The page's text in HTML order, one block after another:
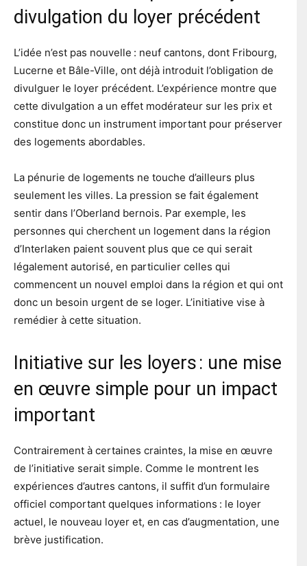
divulgation du loyer précédent
L’idée n’est pas nouvelle : neuf cantons, dont Fribourg,
Lucerne et Bâle-Ville, ont déjà introduit l’obligation de
divulguer le loyer précédent. L’expérience montre que
cette divulgation a un effet modérateur sur les prix et
constitue donc un instrument important pour préserver
des logements abordables.
La pénurie de logements ne touche d’ailleurs plus
seulement les villes. La pression se fait également
sentir dans l’Oberland bernois. Par exemple, les
personnes qui cherchent un logement dans la région
d’Interlaken paient souvent plus que ce qui serait
légalement autorisé, en particulier celles qui
commencent un nouvel emploi dans la région et qui ont
donc un besoin urgent de se loger. L’initiative vise à
remédier à cette situation.
Initiative sur les loyers : une mise
en œuvre simple pour un impact
important
Contrairement à certaines craintes, la mise en œuvre
de l’initiative serait simple. Comme le montrent les
expériences d’autres cantons, il suffit d’un formulaire
officiel comportant quelques informations : le loyer
actuel, le nouveau loyer et, en cas d’augmentation, une
brève justification.